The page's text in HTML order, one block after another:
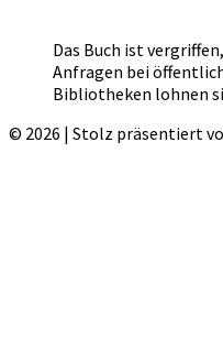
Das Buch ist
Anfragen bei
Bibliotheken lohnen
© 2026 | Stolz präsentiert